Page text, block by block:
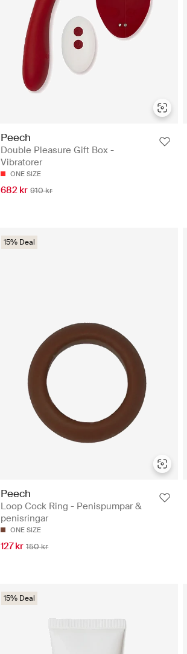
Peech
Double Pleasure Gift Box -
Vibratorer
ONE SIZE
682 kr 910 kr
15% Deal
Peech
Loop Cock Ring - Penispumpar &
penisringar
ONE SIZE
127 kr 150 kr
15% Deal